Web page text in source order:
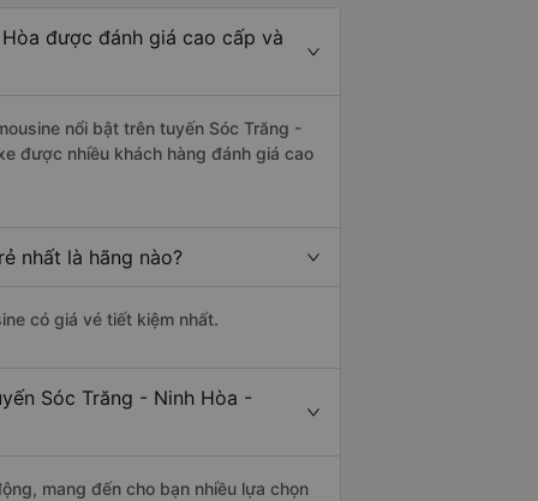
được đánh giá cao cấp và
nổi bật trên tuyến Sóc Trăng -
được nhiều khách hàng đánh giá cao
nhất là hãng nào?
có giá vé tiết kiệm nhất.
Sóc Trăng - Ninh Hòa -
mang đến cho bạn nhiều lựa chọn